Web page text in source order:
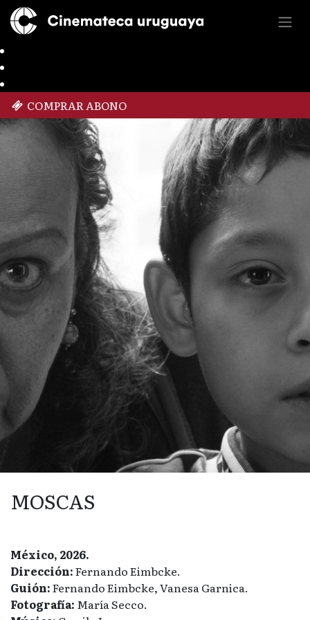
COMPRAR ABONO
MOSCAS
México, 2026.
Dirección:Fernando Eimbcke.
Guión:Fernando Eimbcke, Vanesa Garnica.
Fotografía: María Secco.